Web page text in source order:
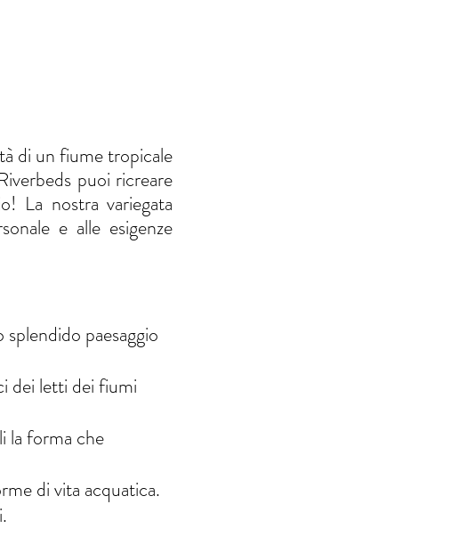
di un fiume tropicale
puoi ricreare
La nostra variegata
e alle esigenze
paesaggio
dei letti dei fiumi
la forma che
di vita acquatica.